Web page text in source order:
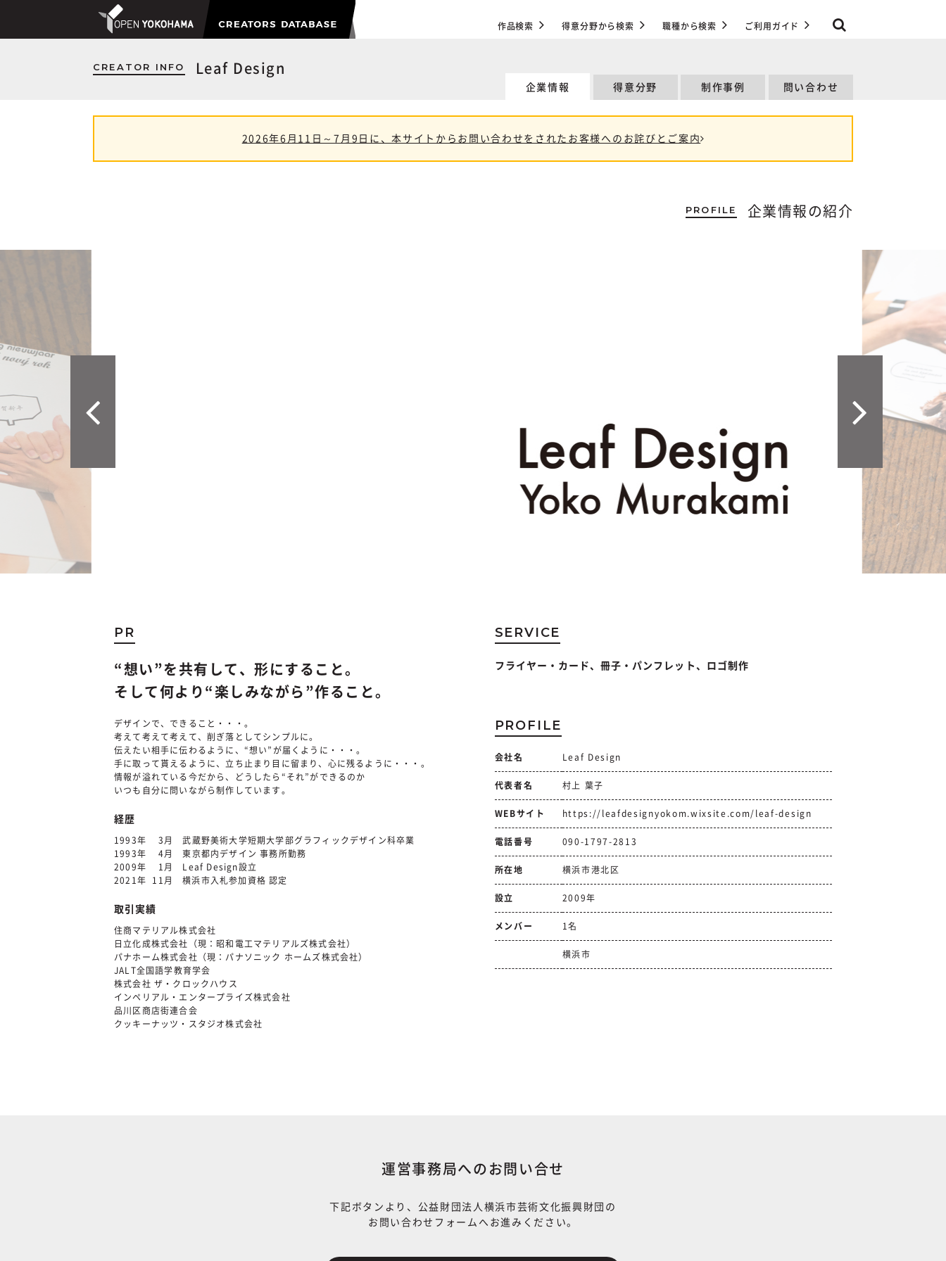
作品検索 得意分野から検索 職種から検索 ご利用ガイド
CREATOR INFO Leaf Design
企業情報 得意分野 制作事例 問い合わせ
2026年6月11日～7月9日に、本サイトからお問い合わせをされたお客様へのお詫びとご案内
PROFILE 企業情報の紹介
PR
“想い”を共有して、形にすること。
そして何より“楽しみながら”作ること。
デザインで、できること・・・。
考えて考えて考えて、削ぎ落としてシンプルに。
伝えたい相手に伝わるように、“想い”が届くように・・・。
手に取って貰えるように、立ち止まり目に留まり、心に残るように・・・。
情報が溢れている今だから、どうしたら“それ”ができるのか
いつも自分に問いながら制作しています。
経歴
1993年 3月 武蔵野美術大学短期大学部グラフィックデザイン科卒業
1993年 4月 東京都内デザイン 事務所勤務
2009年 1月 Leaf Design設立
2021年 11月 横浜市入札参加資格 認定
取引実績
住商マテリアル株式会社
日立化成株式会社（現：昭和電工マテリアルズ株式会社）
パナホーム株式会社（現：パナソニック ホームズ株式会社）
JALT全国語学教育学会
株式会社 ザ・クロックハウス
インペリアル・エンタープライズ株式会社
品川区商店街連合会
クッキーナッツ・スタジオ株式会社
SERVICE
フライヤー・カード、冊子・パンフレット、ロゴ制作
PROFILE
会社名 Leaf Design
代表者名 村上 葉子
WEBサイト https://leafdesignyokom.wixsite.com/leaf-design
電話番号 090-1797-2813
所在地 横浜市港北区
設立 2009年
メンバー 1名
横浜市
運営事務局へのお問い合せ
下記ボタンより、公益財団法人横浜市芸術文化振興財団の
お問い合わせフォームへお進みください。